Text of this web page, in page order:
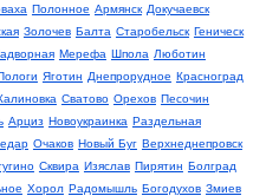
Полонное Армянск Докучаевск
Золочев Балта Старобельск Геническ
Мерефа Шпола Люботин
Яготин Днепрорудное Красноград
Сватово Орехов Песочин
Арциз Новоукраинка Раздельная
Очаков Новый Буг Верхнеднепровск
Сквира Изяслав Пирятин Болград
Хорол Радомышль Богодухов Змиев